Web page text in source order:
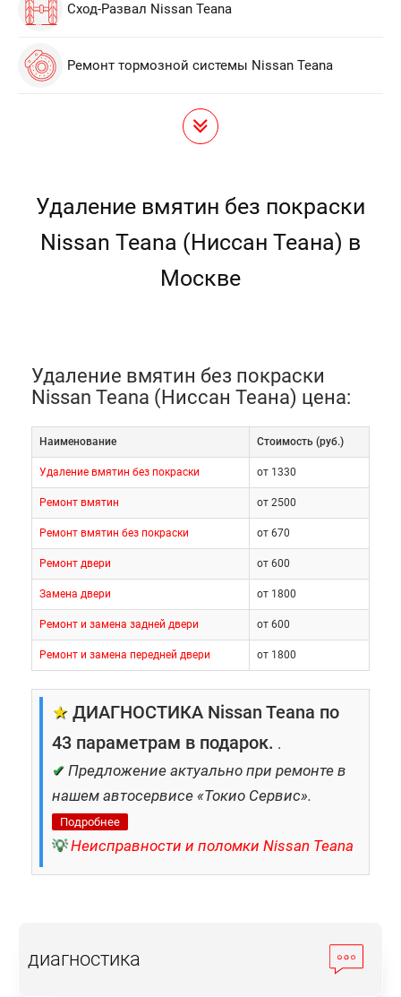
Сход-Развал Nissan Teana
Ремонт тормозной системы Nissan Teana
Удаление вмятин без покраски
Nissan Teana (Ниссан Теана) в
Москве
Удаление вмятин без покраски
Nissan Teana (Ниссан Теана) цена:
Наименование Cтоимость (руб.)
Удаление вмятин без покраски от 1330
Ремонт вмятин от 2500
Ремонт вмятин без покраски от 670
Ремонт двери от 600
Замена двери от 1800
Ремонт и замена задней двери от 600
Ремонт и замена передней двери от 1800
★ ДИАГНОСТИКА Nissan Teana по
43 параметрам в подарок. .
✔ Предложение актуально при ремонте в
нашем автосервисе «Токио Сервис».
Подробнее
💡 Неисправности и поломки Nissan Teana
диагностика